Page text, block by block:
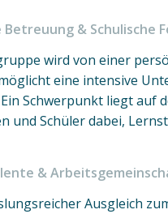
Betreuung & Schulische
wird von einer
eine intensive
Schwerpunkt liegt auf
und Schüler dabei,
&
Ausgleich